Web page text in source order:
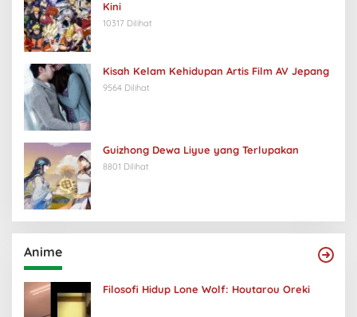
Kini
10317 Dilihat
Kisah Kelam Kehidupan Artis Film AV Jepang
9564 Dilihat
Guizhong Dewa Liyue yang Terlupakan
8801 Dilihat
Anime
Filosofi Hidup Lone Wolf: Houtarou Oreki